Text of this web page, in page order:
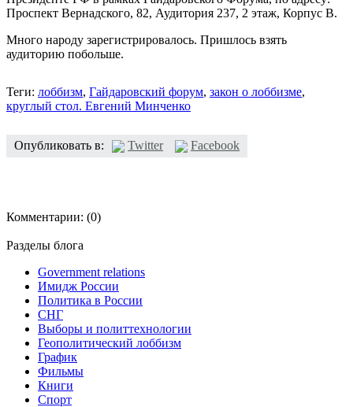
Проспект Вернадского, 82, Аудитория 237, 2 этаж, Корпус В.
Много народу зарегистрировалось. Пришлось взять
аудиторию побольше.
Теги: лоббизм, Гайдаровский форум, закон о лоббизме,
круглый стол. Евгений Минченко
Опубликовать в: Twitter Facebook
Комментарии: (0)
Разделы блога
Government relations
Имидж России
Политика в России
СНГ
Выборы и политтехнологии
Геополитический лоббизм
График
Фильмы
Книги
Спорт